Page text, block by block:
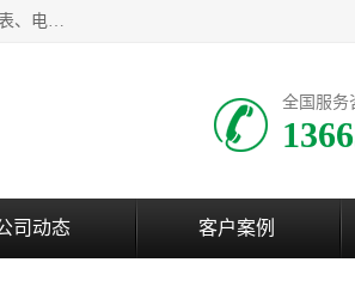
河南新瑞普测控技术有限公司主营：压力变送器、液位变送器、差压变送器、雷达料位计、电容物位计、温度显示控制仪表、电量变送器、流量计、工业自动化系统成套设备。
全国服务
司动态 客户案例